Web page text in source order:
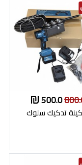
500.0
تدكيك سلوك